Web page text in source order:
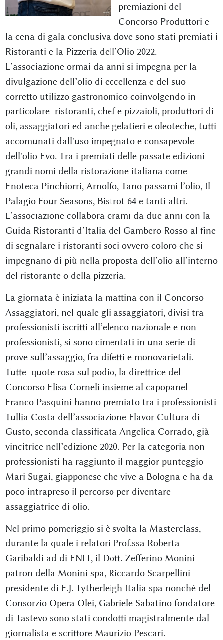
premiazioni del
Concorso Produttori e
la cena di gala conclusiva dove sono stati premiati i
Ristoranti e la Pizzeria dell’Olio 2022.
L’associazione ormai da anni si impegna per la
divulgazione dell’olio di eccellenza e del suo
corretto utilizzo gastronomico coinvolgendo in
particolare ristoranti, chef e pizzaioli, produttori di
oli, assaggiatori ed anche gelatieri e oleoteche, tutti
accomunati dall'uso impegnato e consapevole
dell'olio Evo. Tra i premiati delle passate edizioni
grandi nomi della ristorazione italiana come
Enoteca Pinchiorri, Arnolfo, Tano passami l’olio, Il
Palagio Four Seasons, Bistrot 64 e tanti altri.
L’associazione collabora orami da due anni con la
Guida Ristoranti d’Italia del Gambero Rosso al fine
di segnalare i ristoranti soci ovvero coloro che si
impegnano di più nella proposta dell’olio all’interno
del ristorante o della pizzeria.
La giornata è iniziata la mattina con il Concorso
Assaggiatori, nel quale gli assaggiatori, divisi tra
professionisti iscritti all’elenco nazionale e non
professionisti, si sono cimentati in una serie di
prove sull’assaggio, fra difetti e monovarietali.
Tutte quote rosa sul podio, la direttrice del
Concorso Elisa Corneli insieme al capopanel
Franco Pasquini hanno premiato tra i professionisti
Tullia Costa dell’associazione Flavor Cultura di
Gusto, seconda classificata Angelica Corrado, già
vincitrice nell’edizione 2020. Per la categoria non
professionisti ha raggiunto il maggior punteggio
Mari Sugai, giapponese che vive a Bologna e ha da
poco intrapreso il percorso per diventare
assaggiatrice di olio.
Nel primo pomeriggio si è svolta la Masterclass,
durante la quale i relatori Prof.ssa Roberta
Garibaldi ad di ENIT, il Dott. Zefferino Monini
patron della Monini spa, Riccardo Scarpellini
presidente di F.J. Tytherleigh Italia spa nonché del
Consorzio Opera Olei, Gabriele Sabatino fondatore
di Tastevo sono stati condotti magistralmente dal
giornalista e scrittore Maurizio Pescari.